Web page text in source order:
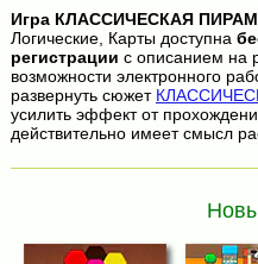
Игра КЛАССИЧЕСКАЯ
Логические, Карты доступна
регистрации с описанием на
возможности электронного
развернуть сюжет
усилить эффект от
действительно имеет смысл